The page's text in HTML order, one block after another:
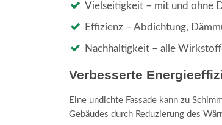
Vielseitigkeit – mit und ohne
Effizienz – Abdichtung,
Nachhaltigkeit – alle
Verbesserte
Eine undichte Fassade kann zu
Gebäudes durch Reduzierung des